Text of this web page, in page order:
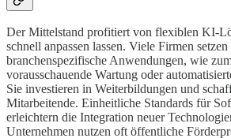
Der Mittelstand profitiert von flexiblen KI-
schnell anpassen lassen. Viele Firmen setzen
branchenspezifische Anwendungen, wie
vorausschauende Wartung oder
Sie investieren in Weiterbildungen und
Mitarbeitende. Einheitliche Standards für
erleichtern die Integration neuer
Unternehmen nutzen oft öffentliche